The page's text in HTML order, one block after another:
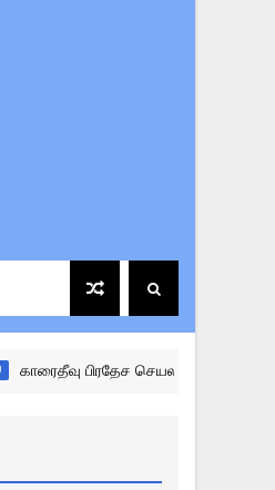
பிரதேச செயலக மட்ட கழகங்களுக்கு